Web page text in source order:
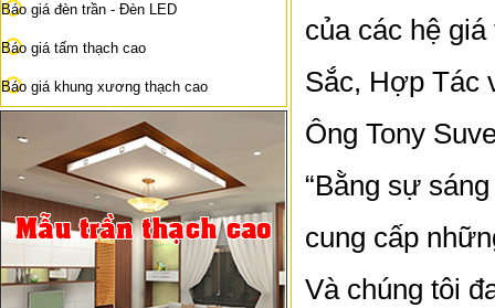
Báo giá đèn trần - Đèn LED
Báo giá tấm thạch cao
Báo giá khung xương thạch cao
của các hệ
Sắc, Hợp Tác
Ông Tony
“Bằng sự
cung cấp
Và chúng tôi